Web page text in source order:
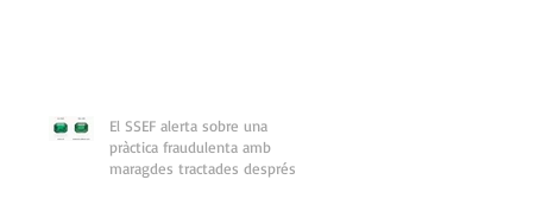
El SSEF alerta sobre una
pràctica fraudulenta amb
maragdes tractades després